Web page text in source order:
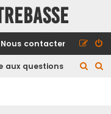
Nous contacter
aux questions